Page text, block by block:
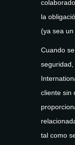
la
(ya sea un
Cuando
cliente sin
tal como